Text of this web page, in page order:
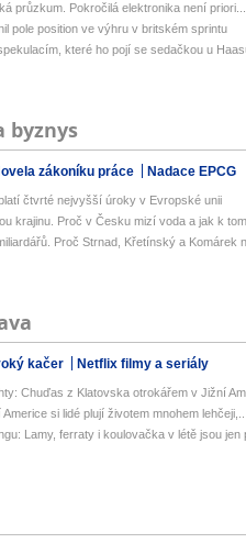
průzkum. Pokročilá elektronika není priori...
pole position ve výhru v britském sprintu
které ho pojí se sedačkou u
byznys
zákoníku práce Nadace EPCG
čtvrté nejvyšší úroky v Evropské unii
krajinu. Proč v Česku mizí voda a jak k
Proč Strnad, Křetínský a Komárek
kačer Netflix filmy a seriály
Chuďas z Klatovska otrokářem v Jižní
si lidé plují životem mnohem
Lamy, ferraty i koulovačka v létě jsou jen